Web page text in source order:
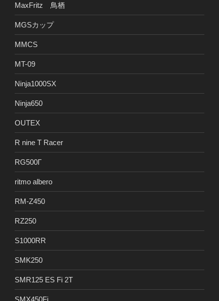
MaxFritz 鳥栖
MGSカップ
MMCS
MT-09
Ninja1000SX
Ninja650
OUTEX
R nine T Racer
RG500Γ
ritmo albero
RM-Z450
RZ250
S1000RR
SMK250
SMR125 ES Fi 2T
SMX450Fi